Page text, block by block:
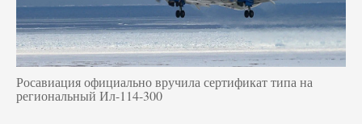
Росавиация официально вручила сертификат типа на
региональный Ил-114-300